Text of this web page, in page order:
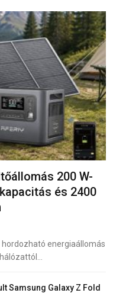
200 W-
és 2400
energiaállomás
Samsung Galaxy Z Fold